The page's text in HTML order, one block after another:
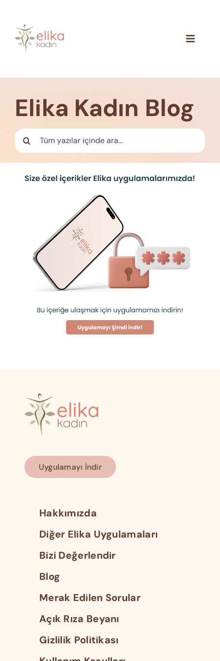
content
Toggle
İletişim
Elika Kadın Blog
Ara:
Uygulamayı İndir
Hakkımızda
Diğer Elika Uygulamaları
Bizi Değerlendir
Blog
Merak Edilen Sorular
Açık Rıza Beyanı
Gizlilik Politikası